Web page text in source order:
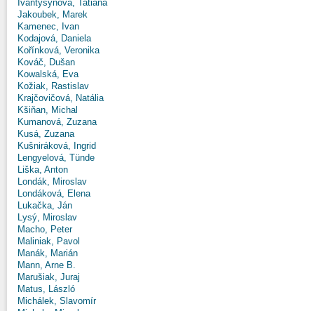
Ivantyšynová, Tatiana
Jakoubek, Marek
Kamenec, Ivan
Kodajová, Daniela
Kořínková, Veronika
Kováč, Dušan
Kowalská, Eva
Kožiak, Rastislav
Krajčovičová, Natália
Kšiňan, Michal
Kumanová, Zuzana
Kusá, Zuzana
Kušniráková, Ingrid
Lengyelová, Tünde
Liška, Anton
Londák, Miroslav
Londáková, Elena
Lukačka, Ján
Lysý, Miroslav
Macho, Peter
Maliniak, Pavol
Manák, Marián
Mann, Arne B.
Marušiak, Juraj
Matus, László
Michálek, Slavomír